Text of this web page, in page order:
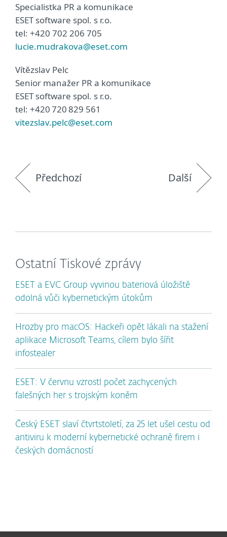
Specialistka PR a komunikace
ESET software spol. s r.o.
tel: +420 702 206 705
lucie.mudrakova@eset.com
Vítězslav Pelc
Senior manažer PR a komunikace
ESET software spol. s r.o.
tel: +420 720 829 561
vitezslav.pelc@eset.com
Předchozí Další
Ostatní Tiskové zprávy
ESET a EVC Group vyvinou bateriová úložiště
odolná vůči kybernetickým útokům
Hrozby pro macOS: Hackeři opět lákali na stažení
aplikace Microsoft Teams, cílem bylo šířit
infostealer
ESET: V červnu vzrostl počet zachycených
falešných her s trojským koněm
Český ESET slaví čtvrtstoletí, za 25 let ušel cestu od
antiviru k moderní kybernetické ochraně firem i
českých domácností